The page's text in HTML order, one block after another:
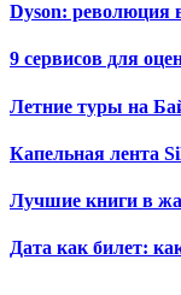
Dyson: революция
9 сервисов для
Летние туры на
Капельная лента
Лучшие книги в
Дата как билет: